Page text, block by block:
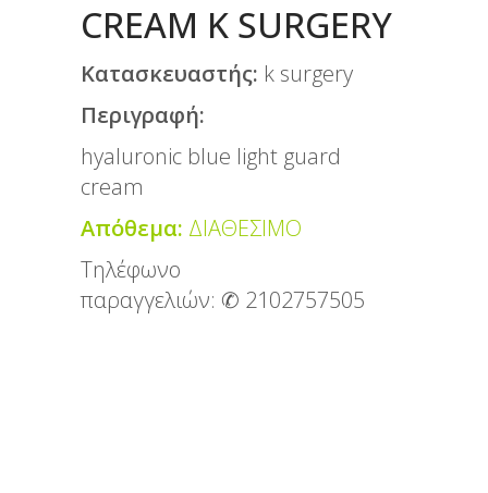
CREAM K SURGERY
Κατασκευαστής: k surgery
Περιγραφή:
hyaluronic blue light guard
cream
Απόθεμα: ΔΙΑΘΕΣΙΜΟ
Τηλέφωνο
παραγγελιών: ✆ 2102757505